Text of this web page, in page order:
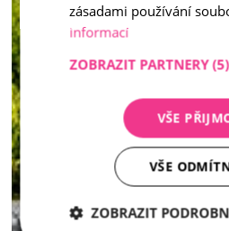
zásadami používání
informací
ZOBRAZIT PARTNERY
VŠE
VŠE
ZOBRAZIT